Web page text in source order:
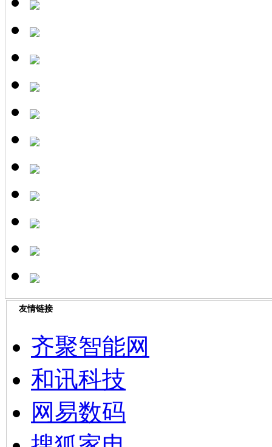
友情链接
齐聚智能网
和讯科技
网易数码